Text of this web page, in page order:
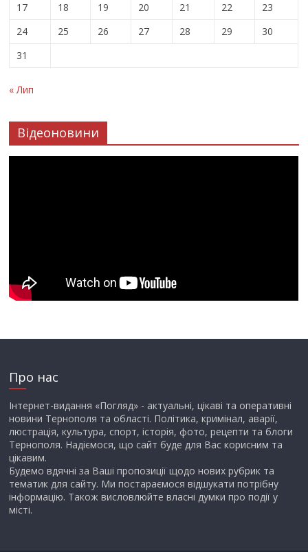
17
18 19 20 21 22
23
24
25 26 27 28 29
30
31
« Лип
Відеоновини
Про нас
Інтернет-видання «Погляд» - актуальні, цікаві та оперативні
новини Тернополя та області. Політика, кримінал, аварії,
люстрація, культура, спорт, історія, фото, рецепти та блоги
Тернополя. Надіємося, що сайт буде для Вас корисним та
цікавим.
Будемо вдячні за Ваші пропозиції щодо нових рубрик та
тематик для сайту. Ми постараємося відшукати потрібну
інформацію. Також висловлюйте власні думки про події у
місті.